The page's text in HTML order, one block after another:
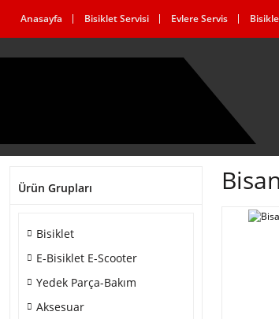
Anasayfa Bisiklet Servisi Evlere Servis
Ürün Grupları
Bisiklet
E-Bisiklet E-Scooter
Yedek Parça-Bakım
Aksesuar